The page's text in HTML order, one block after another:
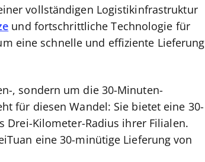
vollständigen Logistikinfrastruktur
und fortschrittliche Technologie für
eine schnelle und effiziente Lieferung
, sondern um die 30-Minuten-
für diesen Wandel: Sie bietet eine 30-
Drei-Kilometer-Radius ihrer Filialen.
eine 30-minütige Lieferung von